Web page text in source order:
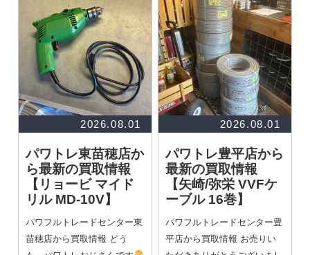
2026.08.01
パワトレ東苗穂店か
ら最新の買取情報
【リョービ マイド
リル MD-10V】
パワフルトレードセンター東
苗穂店から買取情報 どう
2026.08.01
パワトレ豊平店から
最新の買取情報
【矢崎/弥栄 VVFケ
ーブル 16巻】
パワフルトレードセンター豊
平店から買取情報 お売りい